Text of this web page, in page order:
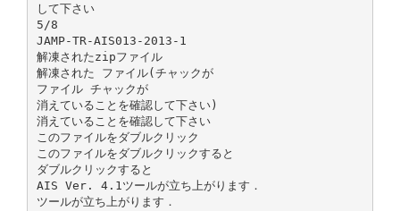
して下さい
5/8
JAMP-TR-AIS013-2013-1
解凍されたzipファイル
解凍された ファイル(チャックが
ファイル チャックが
消えていることを確認して下さい)
消えていることを確認して下さい
このファイルをダブルクリック
このファイルをダブルクリックすると
ダブルクリックすると
AIS Ver. 4.1ツールが立ち上がります．
ツールが立ち上がります．